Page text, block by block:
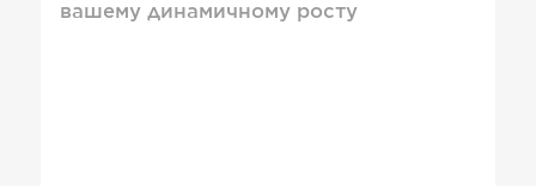
вашему динамичному росту